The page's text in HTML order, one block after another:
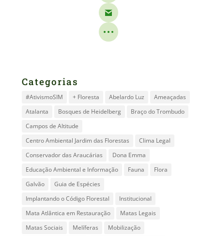
Categorias
#AtivismoSIM + Floresta Abelardo Luz
Ameaçadas
Atalanta
Bosques de Heidelberg
Braço do Trombudo
Campos de Altitude
Centro Ambiental Jardim das Florestas
Clima Legal
Conservador das Araucárias
Dona Emma
Educação Ambiental e Informação
Fauna
Flora
Galvão
Guia de Espécies
Implantando o Código Florestal
Institucional
Mata Atlântica em Restauração
Matas Legais
Matas Sociais
Melíferas
Mobilização